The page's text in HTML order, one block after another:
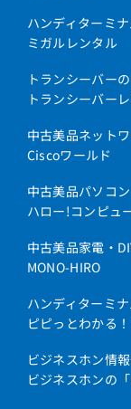
ハンディターミ
ミガルレンタル
トランシーバー
トランシーバー
中古美品ネット
Ciscoワールド
中古美品パソコ
ハロー!コンピュ
中古美品家電・
MONO-HIRO
ハンディターミ
ピピっとわかる
ビジネスホン情
ビジネスホンの「